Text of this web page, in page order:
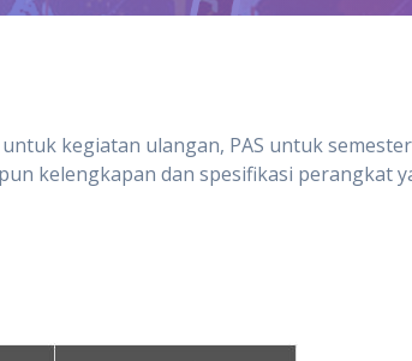
kegiatan ulangan, PAS untuk
kelengkapan dan spesifikasi perangkat